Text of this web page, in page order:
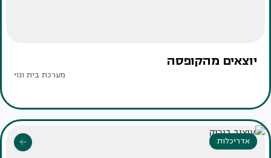
יוצאים מהקופסה
מערכת בית ונוי
אדריכלות